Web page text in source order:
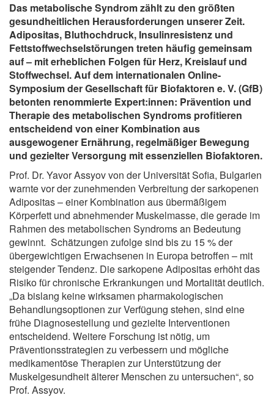
Das metabolische Syndrom zählt zu den größten
gesundheitlichen Herausforderungen unserer Zeit.
Adipositas, Bluthochdruck, Insulinresistenz und
Fettstoffwechselstörungen treten häufig gemeinsam
auf – mit erheblichen Folgen für Herz, Kreislauf und
Stoffwechsel. Auf dem internationalen Online-
Symposium der Gesellschaft für Biofaktoren e. V. (GfB)
betonten renommierte Expert:innen: Prävention und
Therapie des metabolischen Syndroms profitieren
entscheidend von einer Kombination aus
ausgewogener Ernährung, regelmäßiger Bewegung
und gezielter Versorgung mit essenziellen Biofaktoren.
Prof. Dr. Yavor Assyov von der Universität Sofia, Bulgarien
warnte vor der zunehmenden Verbreitung der sarkopenen
Adipositas – einer Kombination aus übermäßigem
Körperfett und abnehmender Muskelmasse, die gerade im
Rahmen des metabolischen Syndroms an Bedeutung
gewinnt. Schätzungen zufolge sind bis zu 15 % der
übergewichtigen Erwachsenen in Europa betroffen – mit
steigender Tendenz. Die sarkopene Adipositas erhöht das
Risiko für chronische Erkrankungen und Mortalität deutlich.
„Da bislang keine wirksamen pharmakologischen
Behandlungsoptionen zur Verfügung stehen, sind eine
frühe Diagnosestellung und gezielte Interventionen
entscheidend. Weitere Forschung ist nötig, um
Präventionsstrategien zu verbessern und mögliche
medikamentöse Therapien zur Unterstützung der
Muskelgesundheit älterer Menschen zu untersuchen“, so
Prof. Assyov.